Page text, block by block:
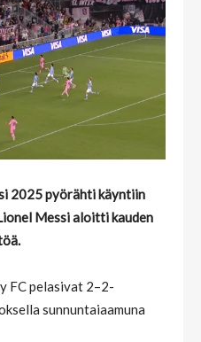
2025 pyörähti käyntiin
Messi aloitti kauden
FC pelasivat 2–2-
sunnuntaiaamuna